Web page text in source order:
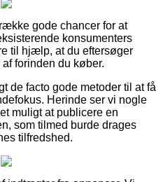
gode chancer for at
konsumenters
til hjælp, at du eftersøger
forinden du køber.
de facto gode metoder til at få
Herinde ser vi nogle
muligt at publicere en
som tilmed burde drages
tilfredshed.